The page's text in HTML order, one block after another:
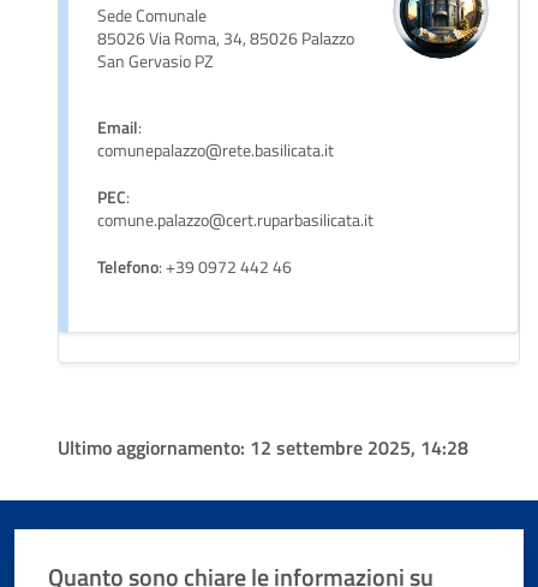
Sede Comunale
85026 Via Roma, 34, 85026 Palazzo
San Gervasio PZ
Email:
comunepalazzo@rete.basilicata.it
PEC:
comune.palazzo@cert.ruparbasilicata.it
Telefono: +39 0972 442 46
Ultimo aggiornamento: 12 settembre 2025, 14:28
Quanto sono chiare le informazioni su